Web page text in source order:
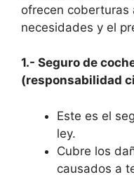
ofrecen coberturas
necesidades y el
1.- Seguro de
(responsabilidad
Este es el
ley.
Cubre los
causados a